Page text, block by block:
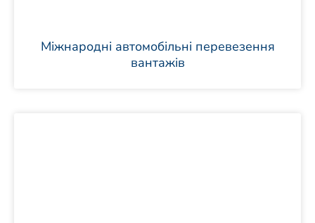
Міжнародні автомобільні перевезення
вантажів